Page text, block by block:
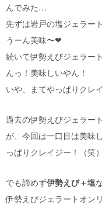
んでみた…
先ずは岩戸の塩ジェラート
うーん美味〜❤︎
続いて伊勢えびジェラー
んっ！美味しいやん！
いや、まてやっぱりクレ
過去の伊勢えびジェラー
が、今回は一口目は美味
っぱりクレイジー！（笑）
でも諦めず伊勢えび＋塩
伊勢えびジェラートオン